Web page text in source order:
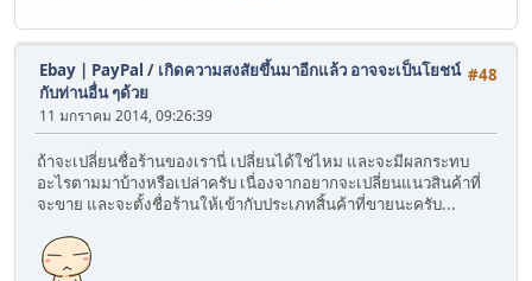
#48
Ebay | PayPal / เกิดความสงสัยขึ้นมาอีกแล้ว อาจจะเป็นโยชน์
กับท่านอื่น ๆด้วย
11 มกราคม 2014, 09:26:39
ถ้าจะเปลี่ยนชื่อร้านของเรานี่ เปลี่ยนได้ใช่ไหม และจะมีผลกระทบ
อะไรตามมาบ้างหรือเปล่าครับ เนื่องจากอยากจะเปลี่ยนแนวสินค้าที่
จะขาย และจะตั้งชื่อร้านให้เข้ากับประเภทสิ้นค้าที่ขายนะครับ...